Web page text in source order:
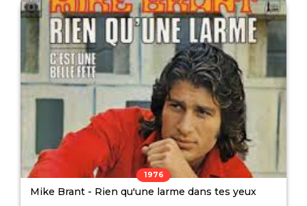
1976
Mike Brant - Rien qu'une larme dans tes yeux